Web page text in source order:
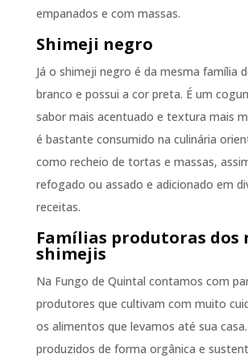
empanados e com massas.
Shimeji negro
Já o shimeji negro é da mesma família
branco e possui a cor preta. É um
sabor mais acentuado e textura mais
é bastante consumido na culinária
como recheio de tortas e massas,
refogado ou assado e adicionado em
receitas.
Famílias produtoras dos
shimejis
Na Fungo de Quintal contamos com
produtores que cultivam com muito
os alimentos que levamos até sua
produzidos de forma orgânica e